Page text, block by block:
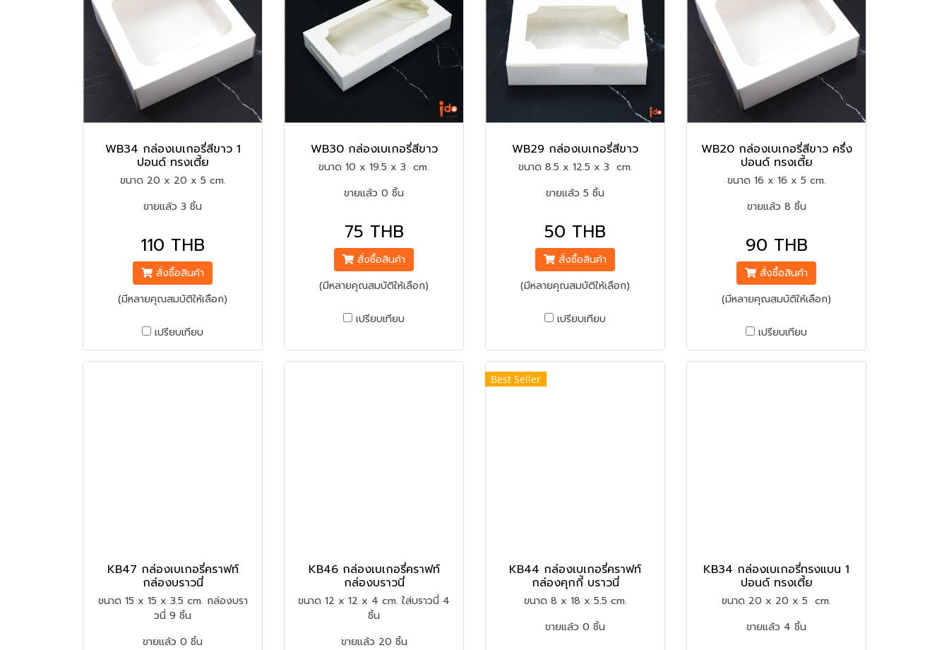
WB34 กล่องเบเกอรี่สีขาว 1
ปอนด์ ทรงเตี้ย
ขนาด 20 x 20 x 5 cm.
ขายแล้ว 3 ชิ้น
110 THB
สั่งซื้อสินค้า
(มีหลายคุณสมบัติให้เลือก)
เปรียบเทียบ
WB30 กล่องเบเกอรี่สีขาว
ขนาด 10 x 19.5 x 3 cm.
ขายแล้ว 0 ชิ้น
75 THB
สั่งซื้อสินค้า
(มีหลายคุณสมบัติให้เลือก)
เปรียบเทียบ
WB29 กล่องเบเกอรี่สีขาว
ขนาด 8.5 x 12.5 x 3 cm.
ขายแล้ว 5 ชิ้น
50 THB
สั่งซื้อสินค้า
(มีหลายคุณสมบัติให้เลือก)
เปรียบเทียบ
WB20 กล่องเบเกอรี่สีขาว ครึ่ง
ปอนด์ ทรงเตี้ย
ขนาด 16 x 16 x 5 cm.
ขายแล้ว 8 ชิ้น
90 THB
สั่งซื้อสินค้า
(มีหลายคุณสมบัติให้เลือก)
เปรียบเทียบ
KB47 กล่องเบเกอรี่คราฟท์
กล่องบราวนี่
ขนาด 15 x 15 x 3.5 cm. กล่องบรา
วนี่ 9 ชิ้น
ขายแล้ว 0 ชิ้น
KB46 กล่องเบเกอรี่คราฟท์
กล่องบราวนี่
ขนาด 12 x 12 x 4 cm. ใส่บราวนี่ 4
ชิ้น
ขายแล้ว 20 ชิ้น
Best Seller
KB44 กล่องเบเกอรี่คราฟท์
กล่องคุกกี้ บราวนี่
ขนาด 8 x 18 x 5.5 cm.
ขายแล้ว 0 ชิ้น
KB34 กล่องเบเกอรี่ทรงแบน 1
ปอนด์ ทรงเตี้ย
ขนาด 20 x 20 x 5 cm.
ขายแล้ว 4 ชิ้น